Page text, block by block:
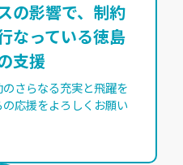
の影響で、制約
なっている徳島
支援
さらなる充実と飛躍を
応援をよろしくお願い